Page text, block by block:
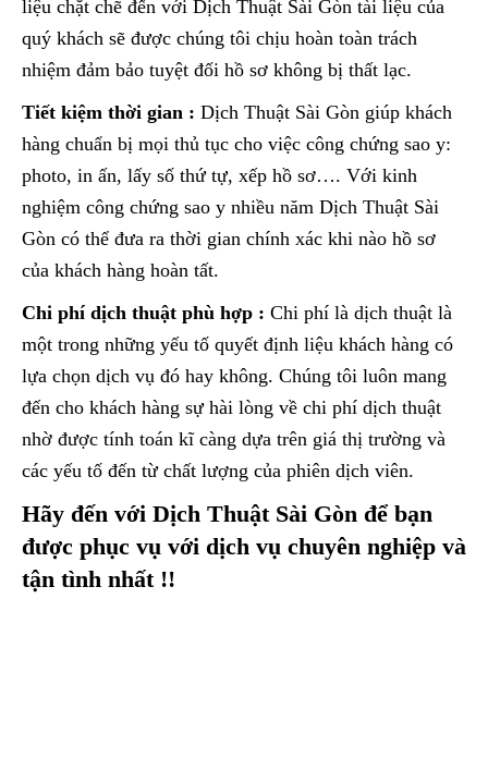
liệu chặt chẽ đến với Dịch Thuật Sài Gòn tài liệu của
quý khách sẽ được chúng tôi chịu hoàn toàn trách
nhiệm đảm bảo tuyệt đối hồ sơ không bị thất lạc.
Tiết kiệm thời gian : Dịch Thuật Sài Gòn giúp khách
hàng chuẩn bị mọi thủ tục cho việc công chứng sao y:
photo, in ấn, lấy số thứ tự, xếp hồ sơ…. Với kinh
nghiệm công chứng sao y nhiều năm Dịch Thuật Sài
Gòn có thể đưa ra thời gian chính xác khi nào hồ sơ
của khách hàng hoàn tất.
Chi phí dịch thuật phù hợp : Chi phí là dịch thuật là
một trong những yếu tố quyết định liệu khách hàng có
lựa chọn dịch vụ đó hay không. Chúng tôi luôn mang
đến cho khách hàng sự hài lòng về chi phí dịch thuật
nhờ được tính toán kĩ càng dựa trên giá thị trường và
các yếu tố đến từ chất lượng của phiên dịch viên.
Hãy đến với Dịch Thuật Sài Gòn để bạn
được phục vụ với dịch vụ chuyên nghiệp và
tận tình nhất !!